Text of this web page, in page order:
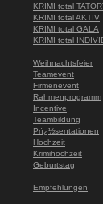
KRIMI total
KRIMI total AKTIV
KRIMI total GALA
KRIMI total
Weihnachtsfeier
Teamevent
Firmenevent
Rahmenprogramm
Incentive
Teambildung
Prï¿½sentationen
Hochzeit
Krimihochzeit
Geburtstag
Empfehlungen